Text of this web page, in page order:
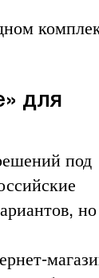
для
под
но